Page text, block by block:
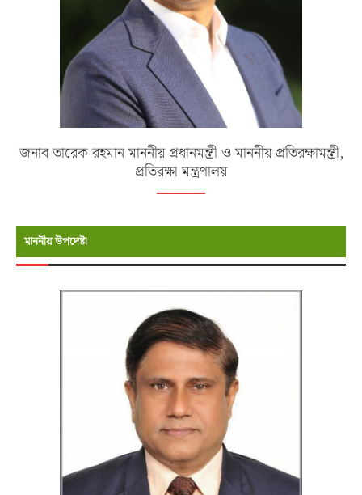
জনাব তারেক রহমান মাননীয় প্রধানমন্ত্রী ও মাননীয় প্রতিরক্ষামন্ত্রী,
প্রতিরক্ষা মন্ত্রণালয়
মাননীয় উপদেষ্টা